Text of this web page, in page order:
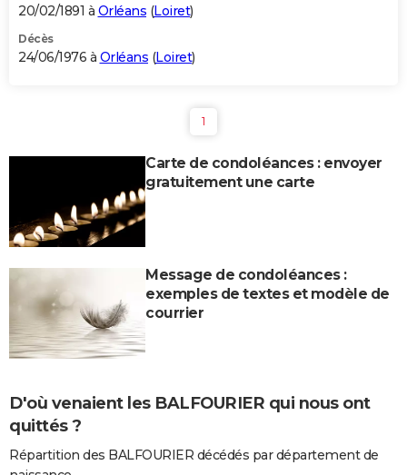
20/02/1891 à Orléans (Loiret)
Décès
24/06/1976 à Orléans (Loiret)
1
Carte de condoléances : envoyer
gratuitement une carte
Message de condoléances :
exemples de textes et modèle de
courrier
D'où venaient les BALFOURIER qui nous ont
quittés ?
Répartition des BALFOURIER décédés par département de